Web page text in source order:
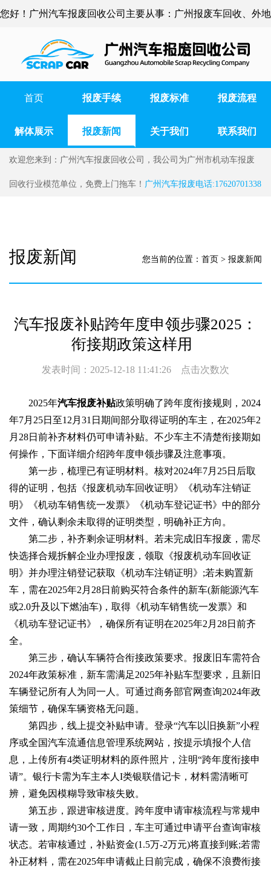
您好！广州汽车报废回收公司主要从事：广州报废车回收、外地
车辆报废、广州货车报废、广州事故车报废等
首页 报废手续 报废标准 报废流程
解体展示 报废新闻 关于我们 联系我们
欢迎您来到：广州汽车报废回收公司，我公司为广州市机动车报废
回收行业模范单位，免费上门拖车！ 广州汽车报废电话:17620701338
报废新闻 您当前的位置： 首页 > 报废新闻
汽车报废补贴跨年度申领步骤2025：
衔接期政策这样用
发表时间：2025-12-18 11:41:26 点击次数次
2025年汽车报废补贴政策明确了跨年度衔接规则，2024
年7月25日至12月31日期间部分取得证明的车主，在2025年2
月28日前补齐材料仍可申请补贴。不少车主不清楚衔接期如
何操作，下面详细介绍跨年度申领步骤及注意事项。
第一步，梳理已有证明材料。核对2024年7月25日后取
得的证明，包括《报废机动车回收证明》《机动车注销证
明》《机动车销售统一发票》《机动车登记证书》中的部分
文件，确认剩余未取得的证明类型，明确补正方向。
第二步，补齐剩余证明材料。若未完成旧车报废，需尽
快选择合规拆解企业办理报废，领取《报废机动车回收证
明》并办理注销登记获取《机动车注销证明》;若未购置新
车，需在2025年2月28日前购买符合条件的新车(新能源汽车
或2.0升及以下燃油车)，取得《机动车销售统一发票》和
《机动车登记证书》，确保所有证明在2025年2月28日前齐
全。
第三步，确认车辆符合衔接政策要求。报废旧车需符合
2024年政策标准，新车需满足2025年补贴车型要求，且新旧
车辆登记所有人为同一人。可通过商务部官网查询2024年政
策细节，确保车辆资格无问题。
第四步，线上提交补贴申请。登录“汽车以旧换新”小程
序或全国汽车流通信息管理系统网站，按提示填报个人信
息，上传所有4类证明材料的原件照片，注明“跨年度衔接申
请”。银行卡需为车主本人I类银联借记卡，材料需清晰可
辨，避免因模糊导致审核失败。
第五步，跟进审核进度。跨年度申请审核流程与常规申
请一致，周期约30个工作日，车主可通过申请平台查询审核
状态。若审核通过，补贴资金(1.5万-2万元)将直接到账;若需
补正材料，需在2025年申请截止日前完成，确保不浪费衔接